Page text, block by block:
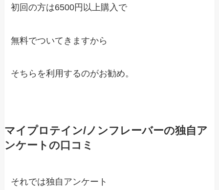
初回の方は6500円以上購入で
無料でついてきますから
そちらを利用するのがお勧め。
マイプロテイン/ノンフレーバーの独自ア
ンケートの口コミ
それでは独自アンケート